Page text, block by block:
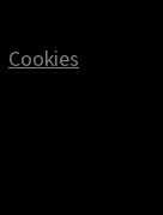
Cookies